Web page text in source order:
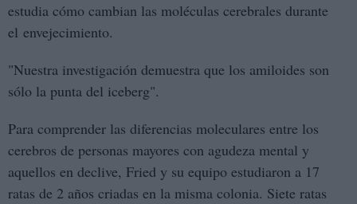
estudia cómo cambian las moléculas cerebrales durante
el envejecimiento.
"Nuestra investigación demuestra que los amiloides son
sólo la punta del iceberg".
Para comprender las diferencias moleculares entre los
cerebros de personas mayores con agudeza mental y
aquellos en declive, Fried y su equipo estudiaron a 17
ratas de 2 años criadas en la misma colonia. Siete ratas